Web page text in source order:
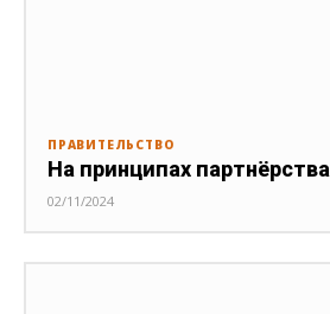
ПРАВИТЕЛЬСТВО
На принципах партнёрства
02/11/2024